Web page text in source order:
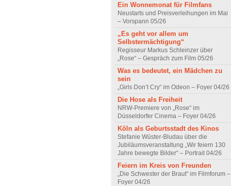
Ein Wonnemonat für Filmfans
Neustarts und Preisverleihungen im Mai
– Vorspann 05/26
„Es geht vor allem um
Selbstermächtigung“
Regisseur Markus Schleinzer über
„Rose“ – Gespräch zum Film 05/26
Was es bedeutet, ein Mädchen zu
sein
„Girls Don’t Cry“ im Odeon – Foyer 04/26
Die Hose als Freiheit
NRW-Premiere von „Rose“ im
Düsseldorfer Cinema – Foyer 04/26
Köln als Geburtsstadt des Kinos
Stefanie Wüster-Bludau über die
Jubiläumsveranstaltung „Wir feiern 130
Jahre bewegte Bilder“ – Portrait 04/26
Feiern im Kreis von Freunden
„Die Schwester der Braut“ im Filmforum –
Foyer 04/26